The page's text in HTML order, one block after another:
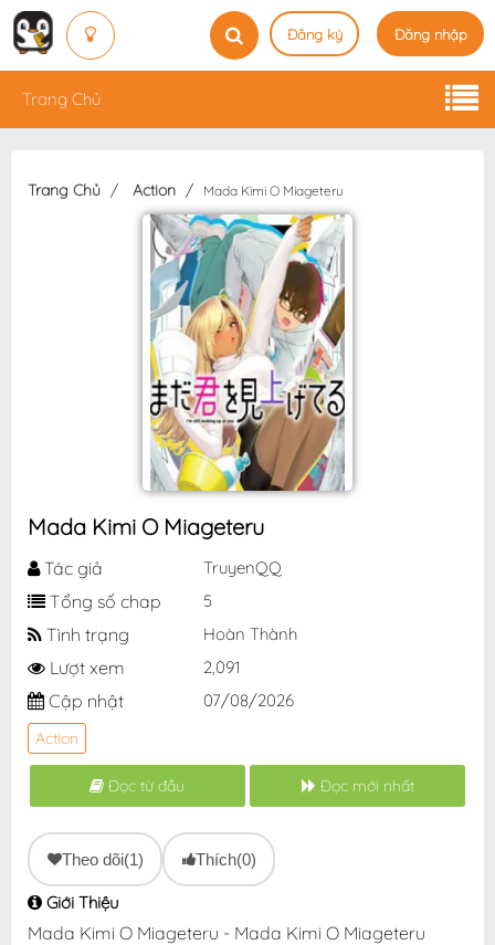
Đăng ký Đăng nhập
Trang Chủ
Trang Chủ Action Mada Kimi O Miageteru
Mada Kimi O Miageteru
Tác giả TruyenQQ
Tổng số chap 5
Tình trạng Hoàn Thành
Lượt xem 2,091
Cập nhật 07/08/2026
Action
Đọc từ đầu Đọc mới nhất
Theo dõi(1) Thích(0)
Giới Thiệu
Mada Kimi O Miageteru - Mada Kimi O Miageteru